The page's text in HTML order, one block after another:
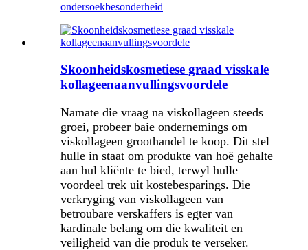
ondersoekbesonderheid
Skoonheidskosmetiese graad visskale
kollageenaanvullingsvoordele
Namate die vraag na viskollageen steeds
groei, probeer baie ondernemings om
viskollageen groothandel te koop. Dit stel
hulle in staat om produkte van hoë gehalte
aan hul kliënte te bied, terwyl hulle
voordeel trek uit kostebesparings. Die
verkryging van viskollageen van
betroubare verskaffers is egter van
kardinale belang om die kwaliteit en
veiligheid van die produk te verseker.